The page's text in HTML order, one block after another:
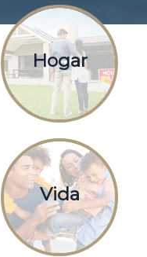
Hogar
Vida